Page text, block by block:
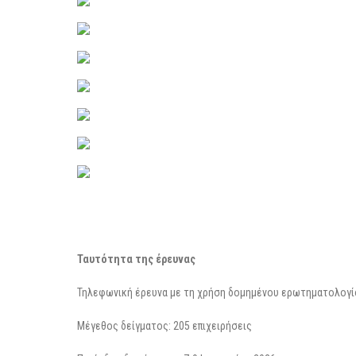
Ταυτότητα της έρευνας
Τηλεφωνική έρευνα με τη χρήση δομημένου
Μέγεθος δείγματος: 205 επιχειρήσεις